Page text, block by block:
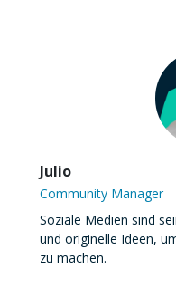
Julio
Community Manager
Soziale Medien sind
und originelle Ideen,
zu machen.